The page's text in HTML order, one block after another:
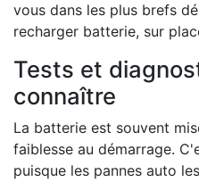
vous dans les plus brefs
recharger batterie, sur
Tests et
connaître
La batterie est souvent
faiblesse au démarrage.
puisque les pannes auto